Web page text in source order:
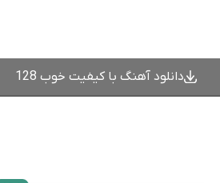
دانلود آهنگ با کیفیت خوب 128